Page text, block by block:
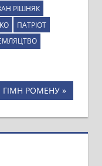
РІШНЯК
ПАТРІОТ
Next
ГІМН РОМЕНУ